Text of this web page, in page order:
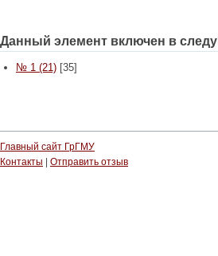
Данный элемент включен в
№ 1 (21) [35]
Главный сайт ГрГМУ
Контакты
Отправить отзыв